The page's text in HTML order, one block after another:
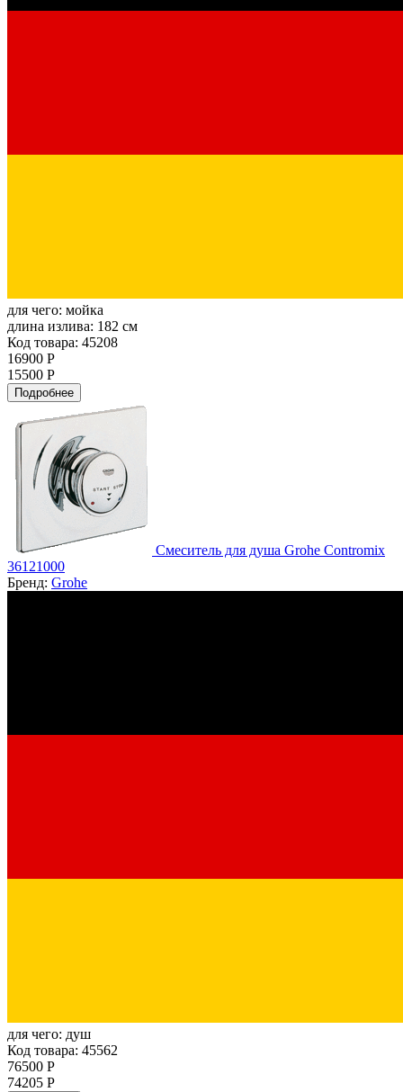
для чего: мойка
длина излива: 182 см
Код товара: 45208
16900 Р
15500 Р
Подробнее
Смеситель для душа Grohe Contromix
36121000
Бренд: Grohe
для чего: душ
Код товара: 45562
76500 Р
74205 Р